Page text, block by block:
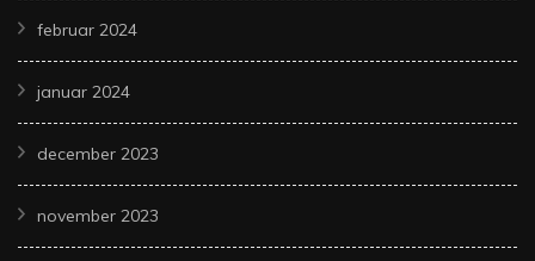
februar 2024
januar 2024
december 2023
november 2023